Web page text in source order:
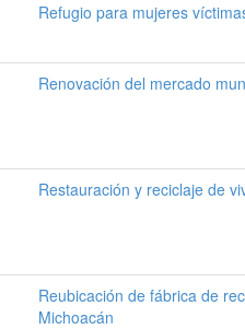
Refugio para mujeres
Renovación del mercado
Restauración y reciclaje de
Reubicación de fábrica de
Michoacán